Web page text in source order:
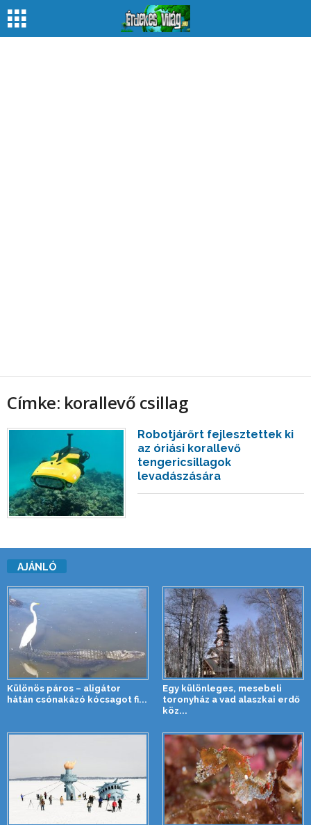
Címke: korallevő csillag
Robotjárőrt fejlesztettek ki
az óriási korallevő
tengericsillagok
levadászására
AJÁNLÓ
Különös páros – aligátor
hátán csónakázó kócsagot fi...
Egy különleges, mesebeli
toronyház a vad alaszkai erdő
köz...